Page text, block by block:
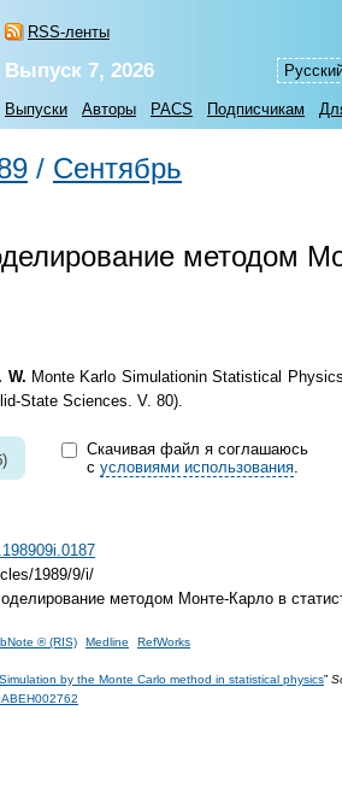
RSS-ленты
Выпуск 7, 2026
Выпуски Авторы PACS Подписчикам
/ Сентябрь
методом
W. Monte Karlo Simulationin Statistical
State Sciences. V. 80).
Скачивая файл я соглашаюсь
с условиями использования.
1989/9/i/
методом Монте-Карло в
® (RIS) Medline RefWorks
Simulation by the Monte Carlo method in statistical physics”